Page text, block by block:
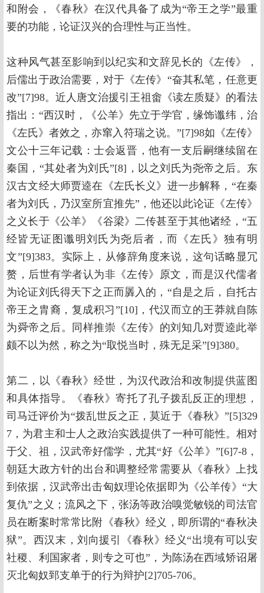
和附会，《春秋》在汉代具备了成为“帝王之学”最重
要的功能，论证汉兴的合理性与正当性。
这种风气甚至影响到以纪实和文辞见长的《左传》，
后儒出于政治需要，对于《左传》“奋其私笔，任意更
改”[7]98。近人唐文治援引王祖畬《读左质疑》的看法
指出：“西汉时，《公羊》先立于学官，缘饰谶纬，治
《左氏》者效之，亦窜入符瑞之说。”[7]98如《左传》
文公十三年记载：士会返晋，他有一支后嗣继续留在
秦国，“其处者为刘氏”[8]，以之刘氏为尧帝之后。东
汉古文经大师贾逵在《左氏长义》进一步解释，“在秦
者为刘氏，乃汉室所宜推先”，他还以此论证《左传》
之义长于《公羊》《谷梁》二传甚至于其他诸经，“五
经皆无证图谶明刘氏为尧后者，而《左氏》独有明
文”[9]383。实际上，从修辞角度来说，这句话略显冗
赘，后世有学者认为非《左传》原文，而是汉代儒者
为论证刘氏得天下之正而羼入的，“自是之后，自托古
帝王之胄裔，复成积习”[10]，代汉而立的王莽就自陈
为舜帝之后。同样推崇《左传》的刘知几对贾逵此举
颇不以为然，称之为“取悦当时，殊无足采”[9]380。
第二，以《春秋》经世，为汉代政治和改制提供蓝图
和具体指导。《春秋》寄托了孔子拨乱反正的理想，
司马迁评价为“拨乱世反之正，莫近于《春秋》”[5]329
7，为君主和士人之政治实践提供了一种可能性。相对
于父、祖，汉武帝好儒学，尤其“好《公羊》”[6]7-8，
朝廷大政方针的出台和调整经常需要从《春秋》上找
到依据，汉武帝出击匈奴理论依据即为《公羊传》“大
复仇”之义；流风之下，张汤等政治嗅觉敏锐的司法官
员在断案时常常比附《春秋》经义，即所谓的“春秋决
狱”。西汉末，刘向援引《春秋》经义“出境有可以安
社稷、利国家者，则专之可也”，为陈汤在西域矫诏屠
灭北匈奴郅支单于的行为辩护[2]705-706。